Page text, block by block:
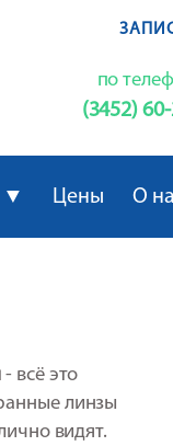
по
(3452)
▼ Цены О
- всё это
линзы
видят.